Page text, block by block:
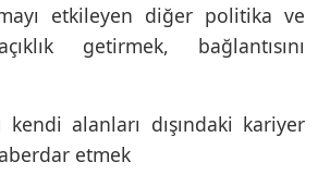
etkileyen diğer politika ve
getirmek, bağlantısını
kendi alanları dışındaki kariyer
etmek